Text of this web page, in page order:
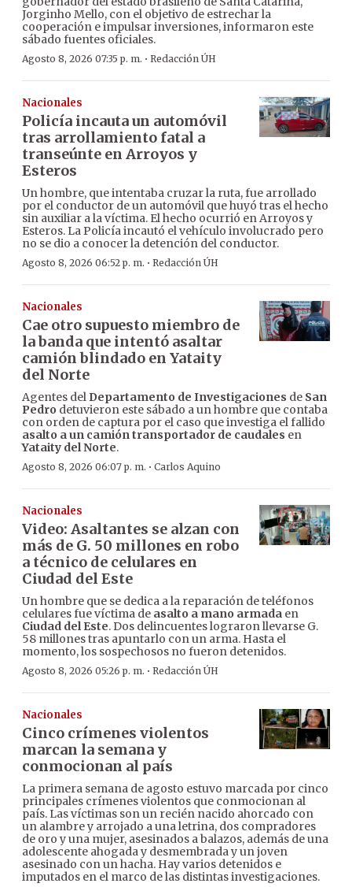
Jorginho Mello, con el objetivo de estrechar la
cooperación e impulsar inversiones, informaron este
sábado fuentes oficiales.
Agosto 8, 2026 07:35 p. m. · Redacción ÚH
Nacionales
Policía incauta un automóvil
tras arrollamiento fatal a
transeúnte en Arroyos y
Esteros
Un hombre, que intentaba cruzar la ruta, fue arrollado
por el conductor de un automóvil que huyó tras el hecho
sin auxiliar a la víctima. El hecho ocurrió en Arroyos y
Esteros. La Policía incautó el vehículo involucrado pero
no se dio a conocer la detención del conductor.
Agosto 8, 2026 06:52 p. m. · Redacción ÚH
Nacionales
Cae otro supuesto miembro de
la banda que intentó asaltar
camión blindado en Yataity
del Norte
Agentes del Departamento de Investigaciones de San
Pedro detuvieron este sábado a un hombre que contaba
con orden de captura por el caso que investiga el fallido
asalto a un camión transportador de caudales en
Yataity del Norte.
Agosto 8, 2026 06:07 p. m. · Carlos Aquino
Nacionales
Video: Asaltantes se alzan con
más de G. 50 millones en robo
a técnico de celulares en
Ciudad del Este
Un hombre que se dedica a la reparación de teléfonos
celulares fue víctima de asalto a mano armada en
Ciudad del Este. Dos delincuentes lograron llevarse G.
58 millones tras apuntarlo con un arma. Hasta el
momento, los sospechosos no fueron detenidos.
Agosto 8, 2026 05:26 p. m. · Redacción ÚH
Nacionales
Cinco crímenes violentos
marcan la semana y
conmocionan al país
La primera semana de agosto estuvo marcada por cinco
principales crímenes violentos que conmocionan al
país. Las víctimas son un recién nacido ahorcado con
un alambre y arrojado a una letrina, dos compradores
de oro y una mujer, asesinados a balazos, además de una
adolescente ahogada y desmembrada y un joven
asesinado con un hacha. Hay varios detenidos e
imputados en el marco de las distintas investigaciones.